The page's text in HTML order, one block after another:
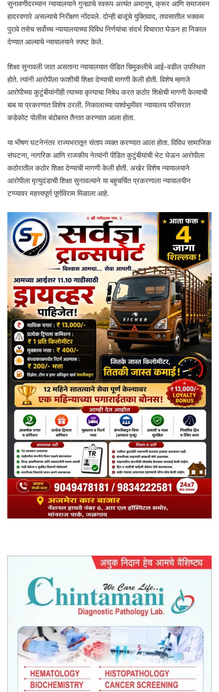
सुनावणीदरम्यान न्यायालयाने गुन्ह्याचे स्वरूप अत्यंत अमानुष, क्रूर आणि समाजमन
हादरवणारे असल्याचे निरीक्षण नोंदवले. दोन्ही बाजूंचे युक्तिवाद, तपासातील भक्कम
पुरावे तसेच सर्वोच्च न्यायालयाच्या विविध निर्णयांचा संदर्भ विचारात घेऊन हा निकाल
देण्यात आल्याचे न्यायालयाने स्पष्ट केले.
शिक्षा सुनावली जात असताना न्यायालयात पीडित चिमुकलीचे आई-वडील उपस्थित
होते. त्यांनी आरोपीला फाशीची शिक्षा देण्याची मागणी केली होती. विशेष म्हणजे
आरोपीच्या कुटुंबीयांनीही त्याच्या कृत्याचा निषेध करत कठोर शिक्षेची मागणी केल्याची
बाब या प्रकरणात विशेष ठरली. निकालाच्या पार्श्वभूमीवर न्यायालय परिसरात
कडेकोट पोलीस बंदोबस्त तैनात करण्यात आला होता.
या भीषण घटनेनंतर राज्यभरातून संताप व्यक्त करण्यात आला होता. विविध सामाजिक
संघटना, नागरिक आणि राजकीय नेत्यांनी पीडित कुटुंबीयांची भेट घेऊन आरोपीला
कठोरातील कठोर शिक्षा देण्याची मागणी केली होती. अखेर विशेष न्यायालयाने
आरोपीला मृत्युदंडाची शिक्षा सुनावल्याने या बहुचर्चित प्रकरणाला न्यायालयीन
टप्प्यावर महत्त्वपूर्ण पूर्णविराम मिळाला आहे.